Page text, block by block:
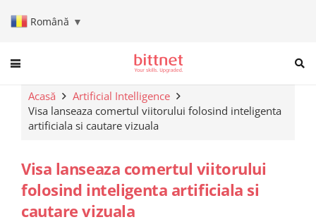
Română ▼
When autocomplete results
Acasă
Artificial Intelligence
Visa lanseaza comertul viitorului folosind inteligenta
artificiala si cautare vizuala
Visa lanseaza comertul viitorului
folosind inteligenta artificiala si
cautare vizuala